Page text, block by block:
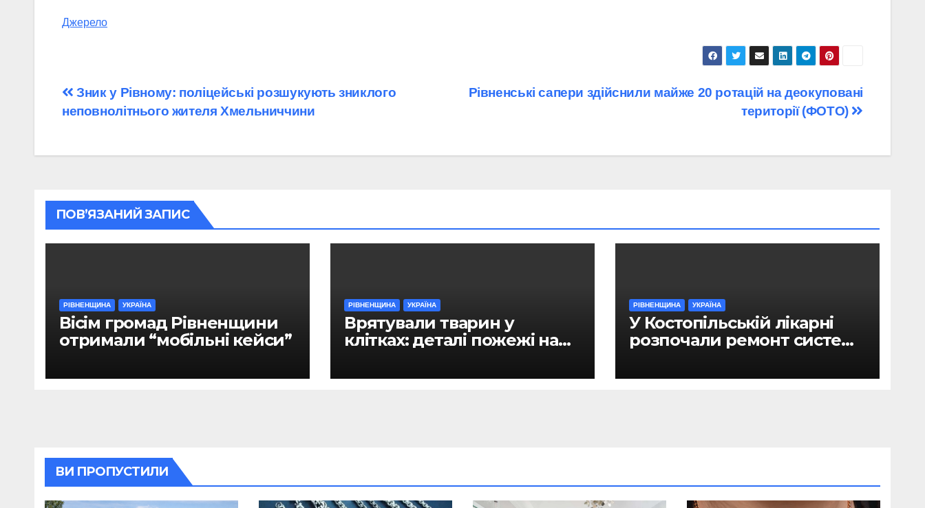
Джерело
Навігація
Рівненські сапери здійснили майже 20 ротацій на деокуповані
території (ФОТО)
Зник у Рівному: поліцейські розшукують зниклого
неповнолітнього жителя Хмельниччини
ПОВ’ЯЗАНИЙ ЗАПИС
РІВНЕНЩИНА УКРАЇНА
Вісім громад Рівненщини
отримали “мобільні кейси”
РІВНЕНЩИНА УКРАЇНА
Врятували тварин у
клітках: деталі пожежі на
РІВНЕНЩИНА УКРАЇНА
У Костопільській лікарні
розпочали ремонт системи
ВИ ПРОПУСТИЛИ